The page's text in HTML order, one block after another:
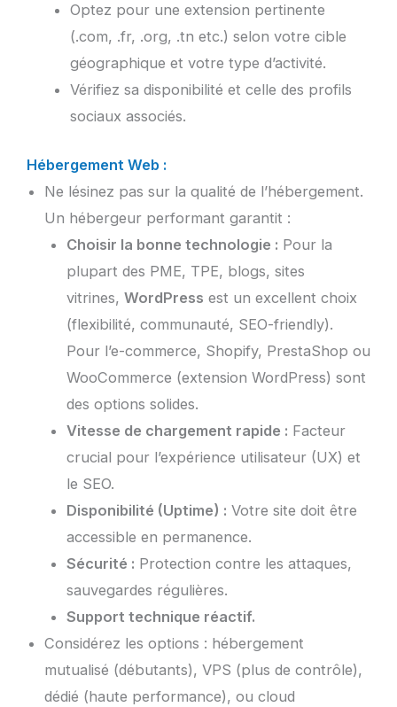
Optez pour une extension pertinente
(.com, .fr, .org, .tn etc.) selon votre cible
géographique et votre type d’activité.
Vérifiez sa disponibilité et celle des profils
sociaux associés.
Hébergement Web :
Ne lésinez pas sur la qualité de l’hébergement.
Un hébergeur performant garantit :
Choisir la bonne technologie : Pour la
plupart des PME, TPE, blogs, sites
vitrines, WordPress est un excellent choix
(flexibilité, communauté, SEO-friendly).
Pour l’e-commerce, Shopify, PrestaShop ou
WooCommerce (extension WordPress) sont
des options solides.
Vitesse de chargement rapide : Facteur
crucial pour l’expérience utilisateur (UX) et
le SEO.
Disponibilité (Uptime) : Votre site doit être
accessible en permanence.
Sécurité : Protection contre les attaques,
sauvegardes régulières.
Support technique réactif.
Considérez les options : hébergement
mutualisé (débutants), VPS (plus de contrôle),
dédié (haute performance), ou cloud